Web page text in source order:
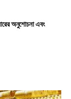
অনুশোচনা এবং